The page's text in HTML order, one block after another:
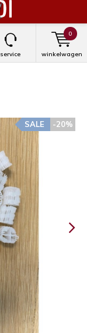
service winkelwagen
0
-20%
SALE